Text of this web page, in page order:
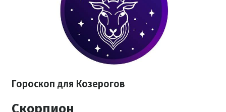
Гороскоп для Козерогов
Скорпион